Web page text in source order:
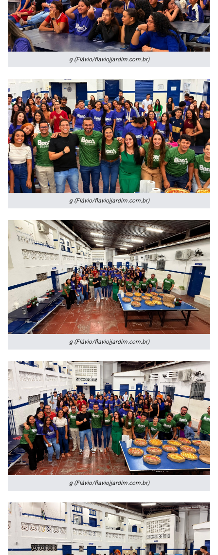
g (Flávio/flaviojjardim.com.br)
g (Flávio/flaviojjardim.com.br)
g (Flávio/flaviojjardim.com.br)
g (Flávio/flaviojjardim.com.br)